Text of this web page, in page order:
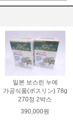
일본 보스린 누에
가공식품(ボスリン) 78g
270정 2박스
390,000원